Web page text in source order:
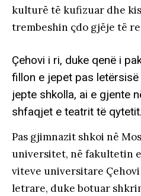
kulturë të kufizuar dhe
trembeshin çdo gjëje të
Çehovi i ri, duke qenë i
fillon e jepet pas letërsisë
jepte shkolla, ai e gjente
shfaqjet e teatrit të qytetit.
Pas gjimnazit shkoi në
universitet, në fakultetin
viteve universitare
letrare, duke botuar